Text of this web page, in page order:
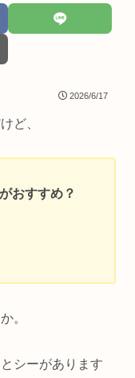
2026/6/17
ど、
おすすめ？
。
シーがあります